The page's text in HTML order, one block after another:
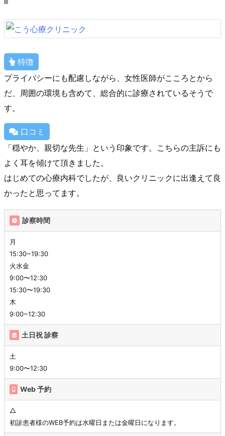
特徴
プライバシーにも配慮しながら、女性医師がこころとから
だ、周囲の環境も含めて、総合的に診療されているそうで
す。
口コミ
「穏やか、親切な先生」という印象です。こちらの主訴にも
よく耳を傾けて頂きました。
はじめての心療内科でしたが、良いクリニックに出逢えて良
かったと思ってます。
診察時間
月
15:30~19:30
火水金
9:00〜12:30
15:30〜19:30
木
9:00~12:30
土日祝 診察
土
9:00〜12:30
Web 予約
△
初診患者様のWEB予約は水曜日または金曜日になります。